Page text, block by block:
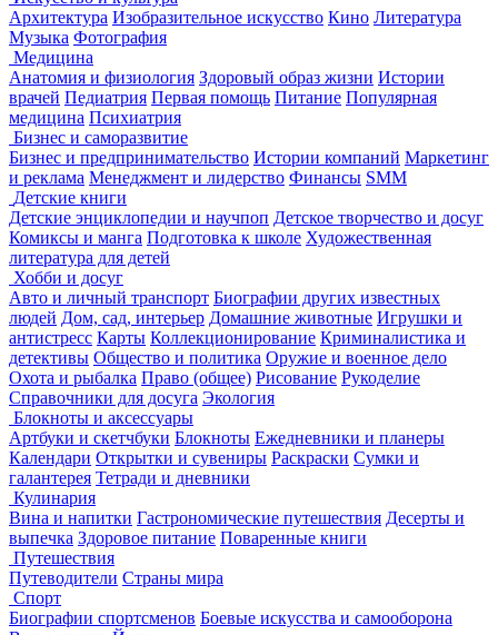
Архитектура Изобразительное искусство Кино Литература
Музыка Фотография
Медицина
Анатомия и физиология Здоровый образ жизни Истории
врачей Педиатрия Первая помощь Питание Популярная
медицина Психиатрия
Бизнес и саморазвитие
Бизнес и предпринимательство Истории компаний Маркетинг
и реклама Менеджмент и лидерство Финансы SMM
Детские книги
Детские энциклопедии и научпоп Детское творчество и досуг
Комиксы и манга Подготовка к школе Художественная
литература для детей
Хобби и досуг
Авто и личный транспорт Биографии других известных
людей Дом, сад, интерьер Домашние животные Игрушки и
антистресс Карты Коллекционирование Криминалистика и
детективы Общество и политика Оружие и военное дело
Охота и рыбалка Право (общее) Рисование Рукоделие
Справочники для досуга Экология
Блокноты и аксессуары
Артбуки и скетчбуки Блокноты Ежедневники и планеры
Календари Открытки и сувениры Раскраски Сумки и
галантерея Тетради и дневники
Кулинария
Вина и напитки Гастрономические путешествия Десерты и
выпечка Здоровое питание Поваренные книги
Путешествия
Путеводители Страны мира
Спорт
Биографии спортсменов Боевые искусства и самооборона